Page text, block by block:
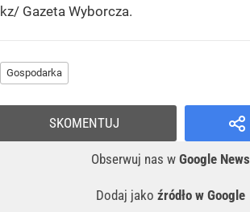
kz/ Gazeta Wyborcza.
Gospodarka
Obserwuj nas w Google News
Dodaj jako źródło w Google
SKOMENTUJ